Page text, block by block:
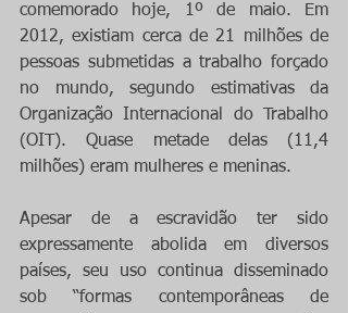
comemorado hoje, 1º de maio. Em
2012, existiam cerca de 21 milhões de
pessoas submetidas a trabalho forçado
no mundo, segundo estimativas da
Organização Internacional do Trabalho
(OIT). Quase metade delas (11,4
milhões) eram mulheres e meninas.
Apesar de a escravidão ter sido
expressamente abolida em diversos
países, seu uso continua disseminado
sob “formas contemporâneas de